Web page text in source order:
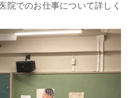
院でのお仕事について詳しく